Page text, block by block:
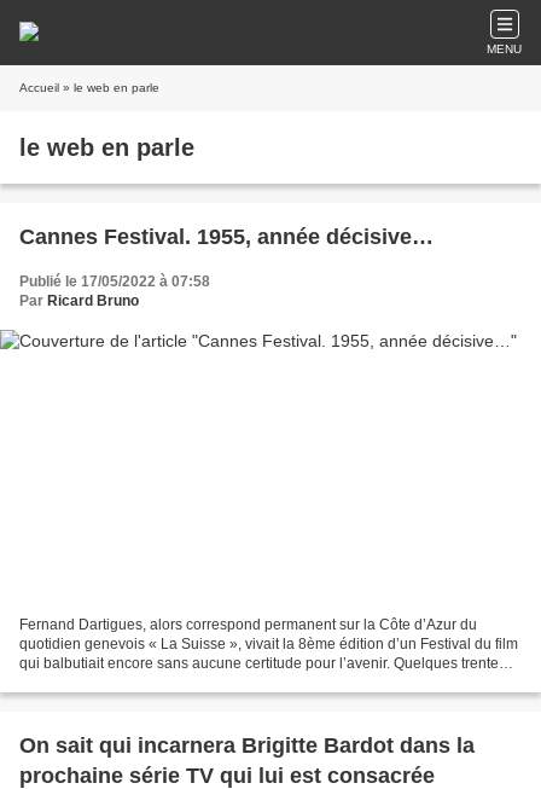
MENU
Accueil » le web en parle
le web en parle
Cannes Festival. 1955, année décisive…
Publié le 17/05/2022 à 07:58
Par Ricard Bruno
Fernand Dartigues, alors correspond permanent sur la Côte d’Azur du
quotidien genevois « La Suisse », vivait la 8ème édition d’un Festival du film
qui balbutiait encore sans aucune certitude pour l’avenir. Quelques trente
On sait qui incarnera Brigitte Bardot dans la
prochaine série TV qui lui est consacrée